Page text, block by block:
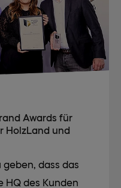
Awards für
HolzLand und
dass das
HQ des Kunden